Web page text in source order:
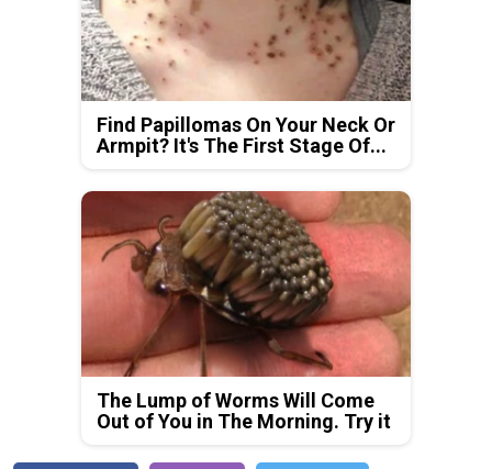
Find Papillomas On Your Neck Or
Armpit? It's The First Stage Of...
The Lump of Worms Will Come
Out of You in The Morning. Try it